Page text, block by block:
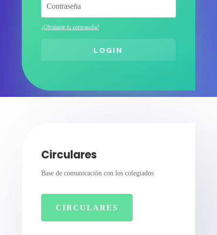
¿Olvidaste tu contraseña?
LOGIN
Circulares
Base de comunicación con los colegiados
CIRCULARES